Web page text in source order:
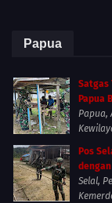
Papua
Satgas
Papua
Papua,
Pos
Selal,